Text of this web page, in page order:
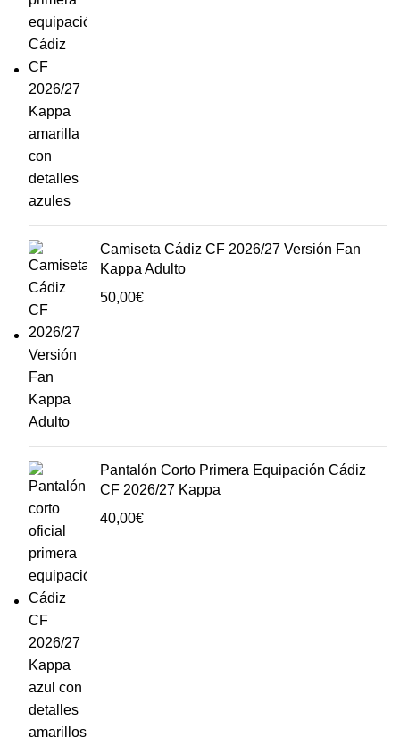
Camiseta Cádiz CF 2026/27 Versión Fan
Kappa Adulto
50,00€
Pantalón Corto Primera Equipación Cádiz
CF 2026/27 Kappa
40,00€